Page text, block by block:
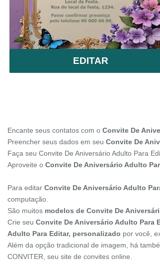
EDITAR
Encante seus contatos com o Convite De
Preencher seus dados em seu Convite De
Faça seu Convite De Aniversário Adulto Para
Aproveite o Convite De Aniversário Adulto
Para editar Convite De Aniversário Adulto
computação.
São muitos modelos de Convite De
Crie seu Convite De Aniversário Adulto Para
Adulto Para Editar, personalizado por você,
Além da opção tradicional de imagem, há
CONVITER, seu site de convites online.